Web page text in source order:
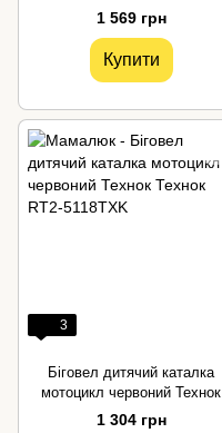
1 569 грн
Купити
3
Біговел дитячий каталка
мотоцикл червоний Технок
1 304 грн